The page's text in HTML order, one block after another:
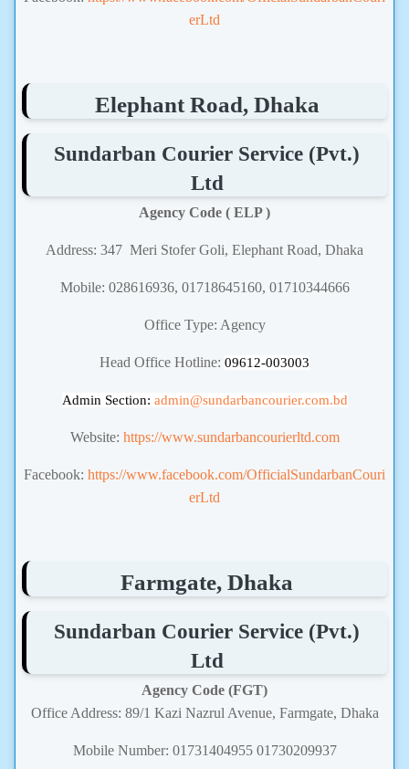
erLtd
Elephant Road, Dhaka
Sundarban Courier Service (Pvt.)
Ltd
Agency Code ( ELP )
Address: 347 Meri Stofer Goli, Elephant Road, Dhaka
Mobile: 028616936, 01718645160, 01710344666
Office Type: Agency
Head Office Hotline: 09612-003003
Admin Section: admin@sundarbancourier.com.bd
Website: https://www.sundarbancourierltd.com
Facebook: https://www.facebook.com/OfficialSundarbanCouri
erLtd
Farmgate, Dhaka
Sundarban Courier Service (Pvt.)
Ltd
Agency Code (FGT)
Office Address: 89/1 Kazi Nazrul Avenue, Farmgate, Dhaka
Mobile Number: 01731404955 01730209937